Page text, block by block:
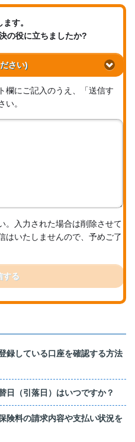
す。
の役に立ちましたか?
さい)
欄にご記入のうえ、「送信す
い。
。入力された場合は削除させて
はいたしませんので、予めご了
する
録している口座を確認する方法
日（引落日）はいつですか？
険料の請求内容や支払い状況を